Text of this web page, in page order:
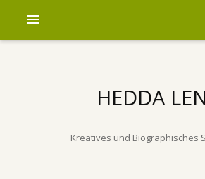
HEDDA
Kreatives und Biographisches